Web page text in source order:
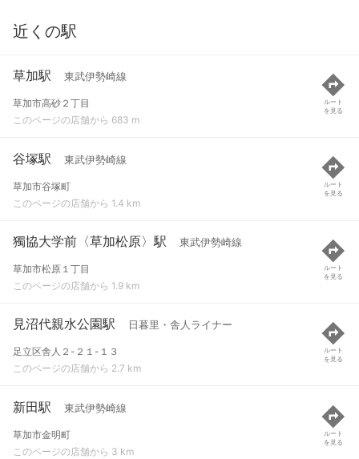
近くの駅
草加駅 東武伊勢崎線
草加市高砂２丁目
このページの店舗から 683 m
ルート
を見る
谷塚駅 東武伊勢崎線
草加市谷塚町
このページの店舗から 1.4 km
ルート
を見る
獨協大学前〈草加松原〉駅 東武伊勢崎線
草加市松原１丁目
このページの店舗から 1.9 km
ルート
を見る
見沼代親水公園駅 日暮里・舎人ライナー
足立区舎人２-２１-１３
このページの店舗から 2.7 km
ルート
を見る
新田駅 東武伊勢崎線
草加市金明町
このページの店舗から 3 km
ルート
を見る